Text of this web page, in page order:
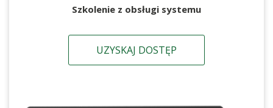
Szkolenie z obsługi systemu
UZYSKAJ DOSTĘP